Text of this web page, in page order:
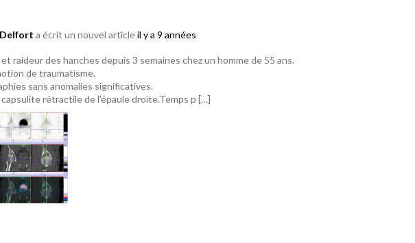
a écrit un nouvel articleil y a 9 années
raideur des hanches depuis 3 semaines chez un homme de 55 ans.
de traumatisme.
sans anomalies significatives.
rétractile de l’épaule droite.Temps p […]